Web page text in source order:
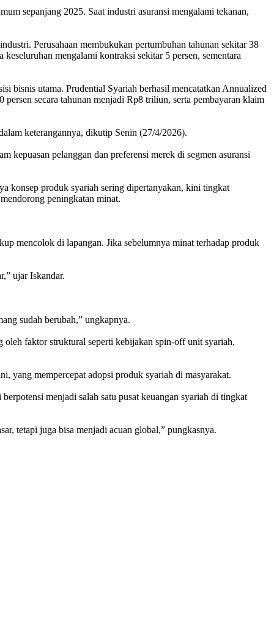
sepanjang 2025. Saat industri asuransi mengalami tekanan,
Perusahaan membukukan pertumbuhan tahunan sekitar 38
mengalami kontraksi sekitar 5 persen, sementara
bisnis utama. Prudential Syariah berhasil mencatatkan Annualized
secara tahunan menjadi Rp8 triliun, serta pembayaran klaim
keterangannya, dikutip Senin (27/4/2026).
kepuasan pelanggan dan preferensi merek di segmen asuransi
konsep produk syariah sering dipertanyakan, kini tingkat
peningkatan minat.
mencolok di lapangan. Jika sebelumnya minat terhadap produk
ujar Iskandar.
sudah berubah,” ungkapnya.
oleh faktor struktural seperti kebijakan spin-off unit syariah,
yang mempercepat adopsi produk syariah di masyarakat.
menjadi salah satu pusat keuangan syariah di tingkat
tetapi juga bisa menjadi acuan global,” pungkasnya.